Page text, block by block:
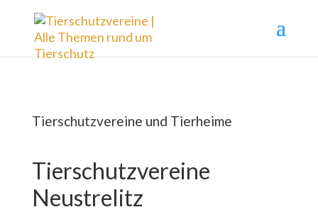
Tierschutzvereine und Tierheime
Tierschutzvereine
Neustrelitz